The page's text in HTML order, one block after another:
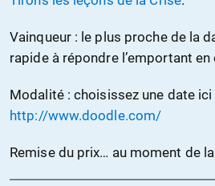
Vainqueur : le plus proche de la
rapide à répondre l’emportant en
Modalité : choisissez une date ici
http://www.doodle.com/
Remise du prix… au moment de